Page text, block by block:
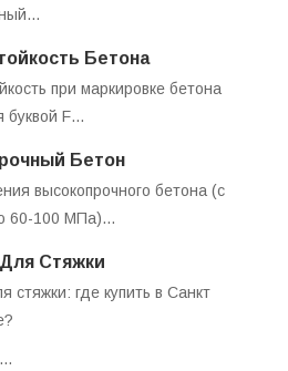
Бетона
при маркировке бетона
буквой F…
Бетон
высокопрочного бетона (с
60-100 МПа)…
Стяжки
стяжки: где купить в Санкт